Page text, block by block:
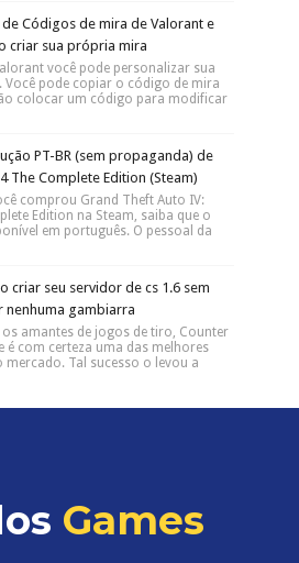
de Códigos de mira de Valorant e
criar sua própria mira
você pode personalizar sua
Você pode copiar o código de mira
colocar um código para modificar
PT-BR (sem propaganda) de
The Complete Edition (Steam)
comprou Grand Theft Auto IV:
Edition na Steam, saiba que o
em português. O pessoal da
criar seu servidor de cs 1.6 sem
nenhuma gambiarra
os amantes de jogos de tiro, Counter
é com certeza uma das melhores
mercado. Tal sucesso o levou a
Games